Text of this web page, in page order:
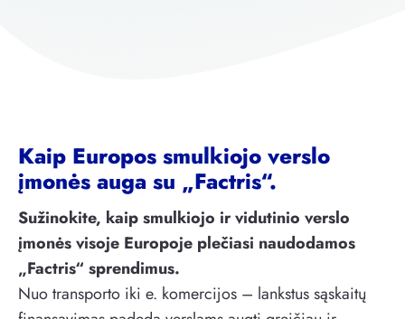
Kaip Europos smulkiojo verslo
įmonės auga su „Factris“.
Sužinokite, kaip smulkiojo ir vidutinio verslo
įmonės visoje Europoje plečiasi naudodamos
„Factris“ sprendimus.
Nuo transporto iki e. komercijos – lankstus sąskaitų